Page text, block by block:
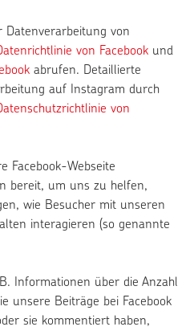
von
von Facebook und
abrufen. Detaillierte
auf Instagram durch
von
Facebook-Webseite
bereit, um uns zu helfen,
wie Besucher mit unseren
interagieren (so genannte
Informationen über die Anzahl
unsere Beiträge bei Facebook
sie kommentiert haben,